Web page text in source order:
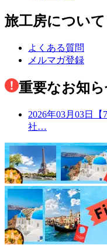
旅工房について
よくある質問
メルマガ登録
重要なお知
2026年03月03日
社…